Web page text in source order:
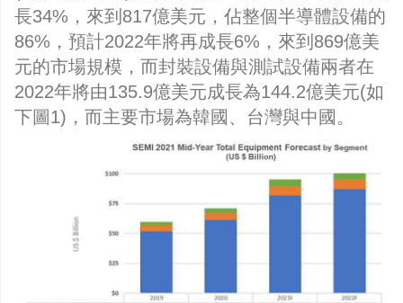
長34%，來到817億美元，佔整個半導體設備的
86%，預計2022年將再成長6%，來到869億美
元的市場規模，而封裝設備與測試設備兩者在
2022年將由135.9億美元成長為144.2億美元(如
下圖1)，而主要市場為韓國、台灣與中國。